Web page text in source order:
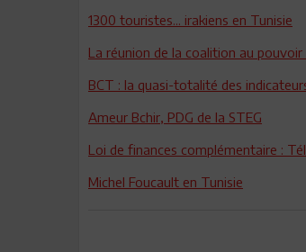
1300 touristes... irakiens en Tunisie
La réunion de la coalition au
BCT : la quasi-totalité des
Ameur Bchir, PDG de la STEG
Loi de finances complémentaire :
Michel Foucault en Tunisie